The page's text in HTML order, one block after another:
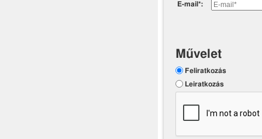
E-mail*:
Művelet
Feliratkozás
Leiratkozás